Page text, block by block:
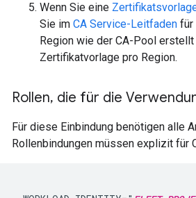
Wenn Sie eine
Sie im CA Service-Leitfaden für
Region wie der CA-Pool
Zertifikatvorlage pro Region.
Rollen, die für die
Für diese Einbindung benötigen alle
Rollenbindungen müssen explizit für